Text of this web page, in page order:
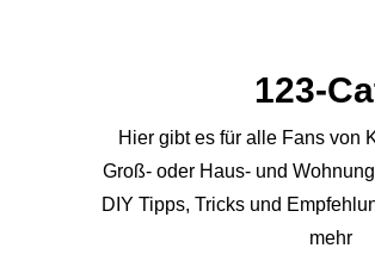
123-
Hier gibt es für alle Fans von
Groß- oder Haus- und
DIY Tipps, Tricks und
mehr